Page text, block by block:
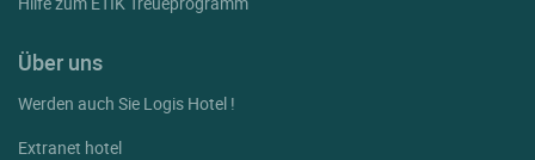
Über uns
Werden auch Sie Logis Hotel !
Extranet hotel